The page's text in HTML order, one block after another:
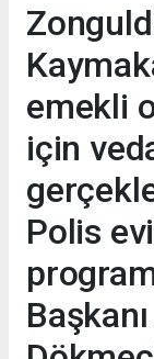
emekli
için
Polis